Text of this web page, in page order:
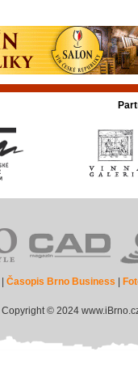
|Časopis Brno Business
Copyright © 2024